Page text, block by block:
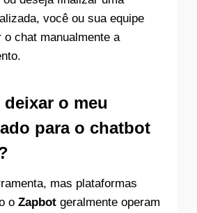
você ou sua equipe
o chat manualmente a
o meu
para o chatbot
mas plataformas
o Zapbot geralmente operam